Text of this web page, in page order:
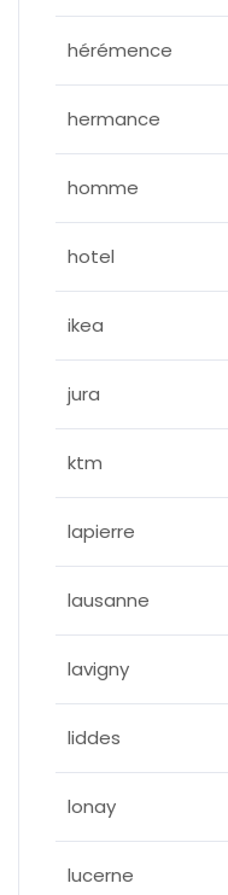
hérémence
hermance
homme
hotel
ikea
jura
ktm
lapierre
lausanne
lavigny
liddes
lonay
lucerne